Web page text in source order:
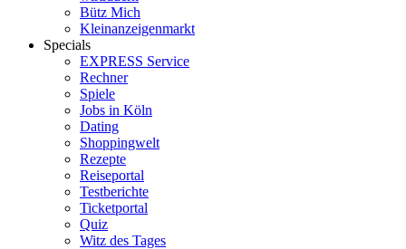
Bütz Mich
Kleinanzeigenmarkt
Specials
EXPRESS Service
Rechner
Spiele
Jobs in Köln
Dating
Shoppingwelt
Rezepte
Reiseportal
Testberichte
Ticketportal
Quiz
Witz des Tages